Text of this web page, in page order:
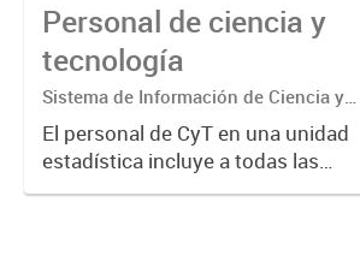
Personal de ciencia y
tecnología
Sistema de Información de Ciencia y
Tecnología Argentino (SICYTAR)
El personal de CyT en una unidad
estadística incluye a todas las
personas involucradas